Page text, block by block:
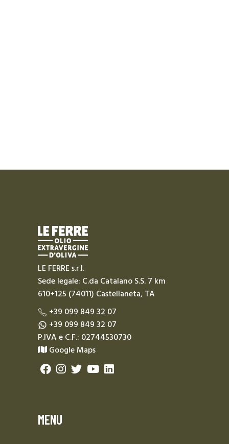
LE FERRE s.r.l.
Sede legale: C.da Catalano S.S. 7 km
610+125 (74011) Castellaneta, TA
+39 099 849 32 07
+39 099 849 32 07
P.IVA e C.F.: 02744530730
Google Maps
MENU